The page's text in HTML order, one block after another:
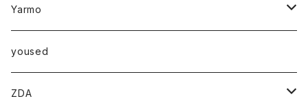
スカート
トップス
ベスト
トップス
Ｔシャツ
Yarmo
アウター
コート
小物
yoused
ZDA